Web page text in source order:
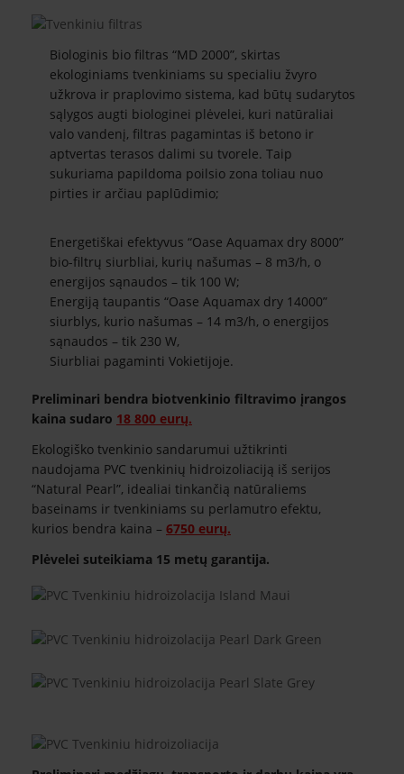
Biologinis bio filtras “MD 2000”, skirtas
ekologiniams tvenkiniams su specialiu žvyro
užkrova ir praplovimo sistema, kad būtų sudarytos
sąlygos augti biologinei plėvelei, kuri natūraliai
valo vandenį, filtras pagamintas iš betono ir
aptvertas terasos dalimi su tvorele. Taip
sukuriama papildoma poilsio zona toliau nuo
pirties ir arčiau paplūdimio;
Energetiškai efektyvus “Oase Aquamax dry 8000”
bio-filtrų siurbliai, kurių našumas – 8 m3/h, o
energijos sąnaudos – tik 100 W;
Energiją taupantis “Oase Aquamax dry 14000”
siurblys, kurio našumas – 14 m3/h, o energijos
sąnaudos – tik 230 W,
Siurbliai pagaminti Vokietijoje.
Preliminari bendra biotvenkinio filtravimo įrangos
kaina sudaro 18 800 eurų.
Ekologiško tvenkinio sandarumui užtikrinti
naudojama PVC tvenkinių hidroizoliaciją iš serijos
“Natural Pearl”, idealiai tinkančią natūraliems
baseinams ir tvenkiniams su perlamutro efektu,
kurios bendra kaina – 6750 eurų.
Plėvelei suteikiama 15 metų garantija.